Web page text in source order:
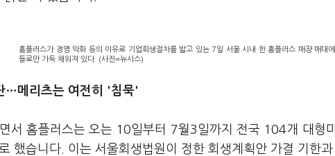
홈플러스가 경영 악화 등의 이유로 기업회생절차를 밟고 있는 7일 서울 시내 한 홈플러스 매장 매대
들로만 가득 채워져 있다. (사진=뉴시스)
…메리츠는 여전히 '침묵'
서 홈플러스는 오는 10일부터 7월3일까지 전국 104개 대형
했습니다. 이는 서울회생법원이 정한 회생계획안 가결 기한